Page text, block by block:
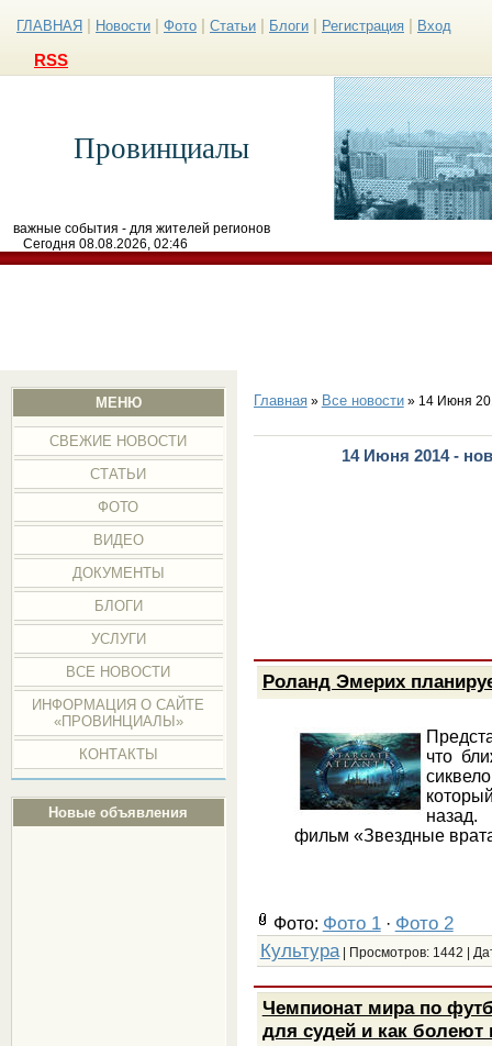
ГЛАВНАЯ Новости Фото Статьи Блоги Регистрация Вход
RSS
Провинциалы
важные события - для жителей регионов
Сегодня 08.08.2026, 02:46
МЕНЮ
СВЕЖИЕ НОВОСТИ
СТАТЬИ
ФОТО
ВИДЕО
ДОКУМЕНТЫ
БЛОГИ
УСЛУГИ
ВСЕ НОВОСТИ
ИНФОРМАЦИЯ О САЙТЕ
«ПРОВИНЦИАЛЫ»
КОНТАКТЫ
Новые объявления
Главная» Все новости» 14 Июня
14 Июня 2014 -
Роланд Эмерих
что
назад.
фильм «Звездные
Фото: Фото 1· Фото 2
Культура| Просмотров: 1442 |
Чемпионат мира по
для судей и как болеют